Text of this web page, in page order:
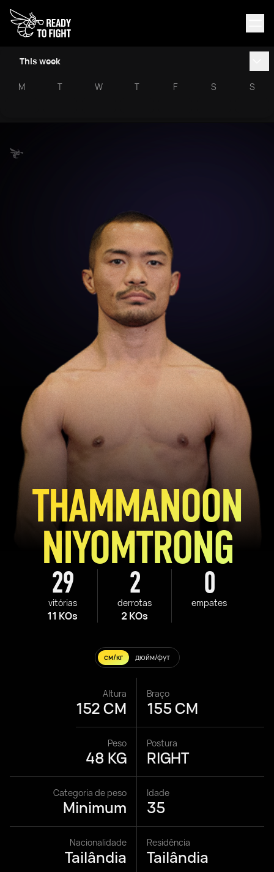
This week
M T W T F S S
29
vitórias
11 KOs
2
derrotas
2 KOs
0
empates
THAMMANOON
NIYOMTRONG
см/кг дюйм/фут
Altura
152 CM
Braço
155 CM
Peso
48 KG
Postura
RIGHT
Categoria de peso
Minimum
Idade
35
Nacionalidade
Tailândia
Residência
Tailândia